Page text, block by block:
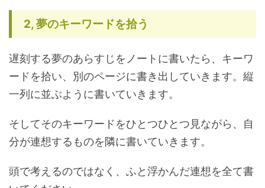
2,夢のキーワードを拾う
遅刻する夢のあらすじをノートに書いたら、キーワ
ードを拾い、別のページに書き出していきます。縦
一列に並ぶように書いていきます。
そしてそのキーワードをひとつひとつ見ながら、自
分が連想するものを隣に書いていきます。
頭で考えるのではなく、ふと浮かんだ連想を全て書